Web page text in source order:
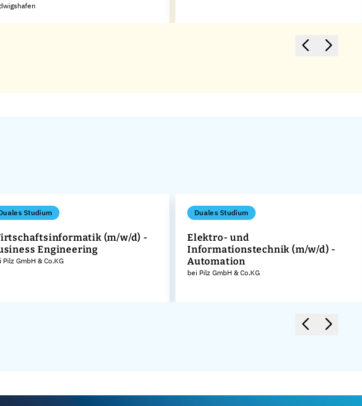
Studium
(m/w/d) -
Engineering
Pilz GmbH & Co.KG
Duales Studium
Elektro- und
Informationstechnik (m/w/d) -
Automation
bei Pilz GmbH & Co.KG